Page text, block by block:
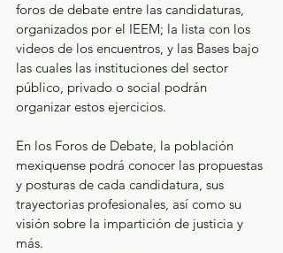
foros de debate entre las candidaturas,
organizados por el IEEM; la lista con los
videos de los encuentros, y las Bases bajo
las cuales las instituciones del sector
público, privado o social podrán
organizar estos ejercicios.
En los Foros de Debate, la población
mexiquense podrá conocer las propuestas
y posturas de cada candidatura, sus
trayectorias profesionales, así como su
visión sobre la impartición de justicia y
más.